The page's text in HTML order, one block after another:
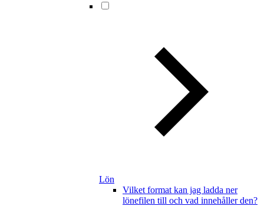
Lön
Vilket format kan jag ladda ner
lönefilen till och vad innehåller den?